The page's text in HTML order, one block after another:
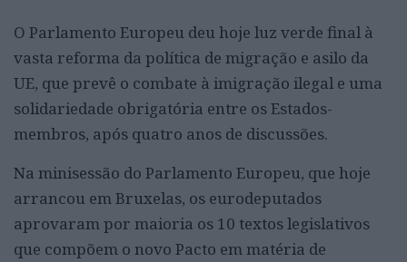
O Parlamento Europeu deu hoje luz verde final à
vasta reforma da política de migração e asilo da
UE, que prevê o combate à imigração ilegal e uma
solidariedade obrigatória entre os Estados-
membros, após quatro anos de discussões.
Na minisessão do Parlamento Europeu, que hoje
arrancou em Bruxelas, os eurodeputados
aprovaram por maioria os 10 textos legislativos
que compõem o novo Pacto em matéria de